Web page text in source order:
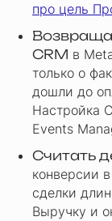
про цель
CRM в
только о
дошли до
Настройка
Events
Считать
конверсии
сделки
Выручку и